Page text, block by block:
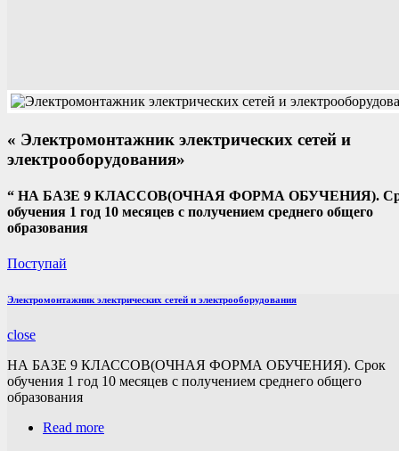
« Электромонтажник электрических сетей и
электрооборудования»
“ НА БАЗЕ 9 КЛАССОВ(ОЧНАЯ ФОРМА ОБУЧЕНИЯ).
обучения 1 год 10 месяцев с получением среднего общего
образования
Поступай
Электромонтажник электрических сетей и электрооборудования
close
НА БАЗЕ 9 КЛАССОВ(ОЧНАЯ ФОРМА ОБУЧЕНИЯ). Срок
обучения 1 год 10 месяцев с получением среднего общего
образования
Read more